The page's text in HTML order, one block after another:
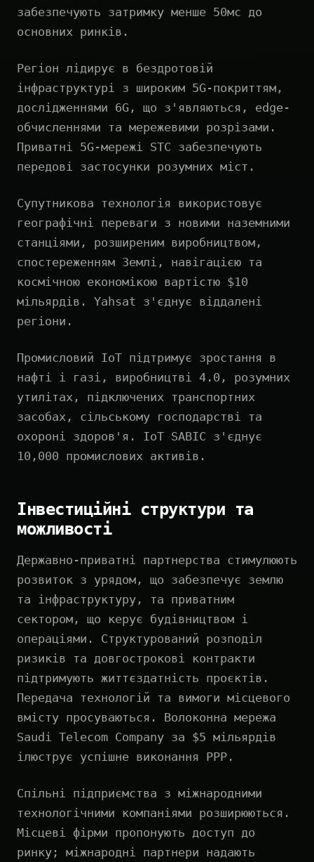
забезпечують затримку менше 50мс до
основних ринків.
Регіон лідирує в бездротовій
інфраструктурі з широким 5G-покриттям,
дослідженнями 6G, що з'являються, edge-
обчисленнями та мережевими розрізами.
Приватні 5G-мережі STC забезпечують
передові застосунки розумних міст.
Супутникова технологія використовує
географічні переваги з новими наземними
станціями, розширеним виробництвом,
спостереженням Землі, навігацією та
космічною економікою вартістю $10
мільярдів. Yahsat з'єднує віддалені
регіони.
Промисловий IoT підтримує зростання в
нафті і газі, виробництві 4.0, розумних
утилітах, підключених транспортних
засобах, сільському господарстві та
охороні здоров'я. IoT SABIC з'єднує
10,000 промислових активів.
Інвестиційні структури та
можливості
Державно-приватні партнерства стимулюють
розвиток з урядом, що забезпечує землю
та інфраструктуру, та приватним
сектором, що керує будівництвом і
операціями. Структурований розподіл
ризиків та довгострокові контракти
підтримують життєздатність проєктів.
Передача технологій та вимоги місцевого
вмісту просуваються. Волоконна мережа
Saudi Telecom Company за $5 мільярдів
ілюструє успішне виконання PPP.
Спільні підприємства з міжнародними
технологічними компаніями розширюються.
Місцеві фірми пропонують доступ до
ринку; міжнародні партнери надають